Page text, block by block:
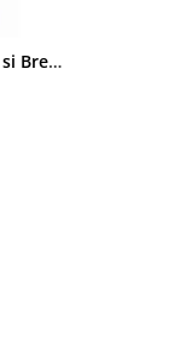
Set Cadou Bunic-Cutie Vin cu Vin si Breloc Personalizate